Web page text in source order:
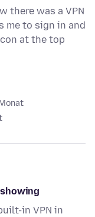
there was a VPN
to sign in and
at the top
in VPN in